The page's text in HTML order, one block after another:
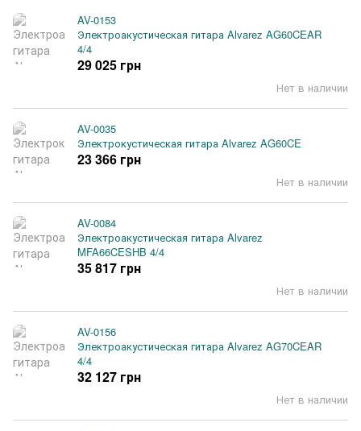
AV-0153
Электроакустическая гитара Alvarez AG60CEAR
4/4
Нет в наличии
29 025 грн
AV-0035
Электрокустическая гитара Alvarez AG60CE
Нет в наличии
23 366 грн
AV-0084
Электроакустическая гитара Alvarez
MFA66CESHB 4/4
Нет в наличии
35 817 грн
AV-0156
Электроакустическая гитара Alvarez AG70CEAR
4/4
Нет в наличии
32 127 грн